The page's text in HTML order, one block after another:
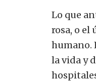
Lo que
rosa, o el
humano.
la vida y